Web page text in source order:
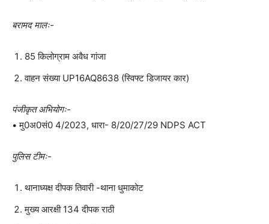
बरामद मालः-
85 किलोग्राम अवैध गांजा
वाहन संख्या UP16AQ8638 (स्विफ्ट डिजायर कार)
पंजीकृत अभियोगः-
• मु0अ0सं0 4/2023, धारा- 8/20/27/29 NDPS ACT
पुलिस टीमः-
थानाध्यक्ष दीपक तिवारी -थाना धुमाकोट
मुख्य आरक्षी 134 दीपक राठी